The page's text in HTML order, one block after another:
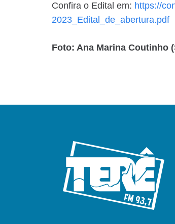
Confira o Edital em: https://
2023_Edital_de_abertura.pdf
Foto: Ana Marina Coutinho